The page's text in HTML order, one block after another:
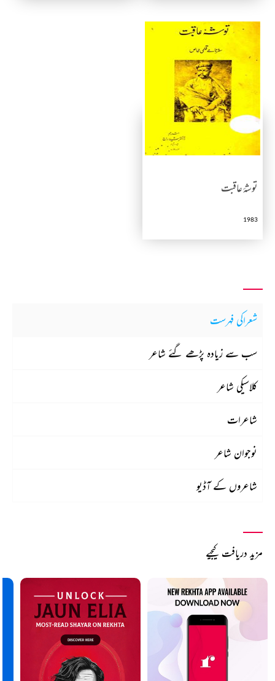
توشۂ عاقبت
1983
شعراکی فہرست
سب سے زیادہ پڑھے گئے شاعر
کلاسیکی شاعر
شاعرات
نوجوان شاعر
شاعروں کے آڈیو
مزید دریافت کیجیے